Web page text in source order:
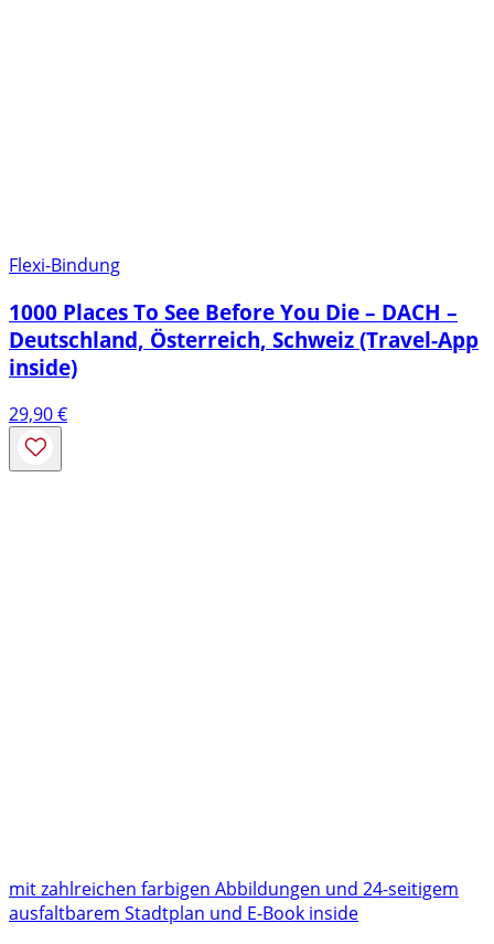
Flexi-Bindung
1000 Places To See Before You Die – DACH –
Deutschland, Österreich, Schweiz (Travel-App
inside)
29,90€
mit zahlreichen farbigen Abbildungen und 24-seitigem
ausfaltbarem Stadtplan und E-Book inside